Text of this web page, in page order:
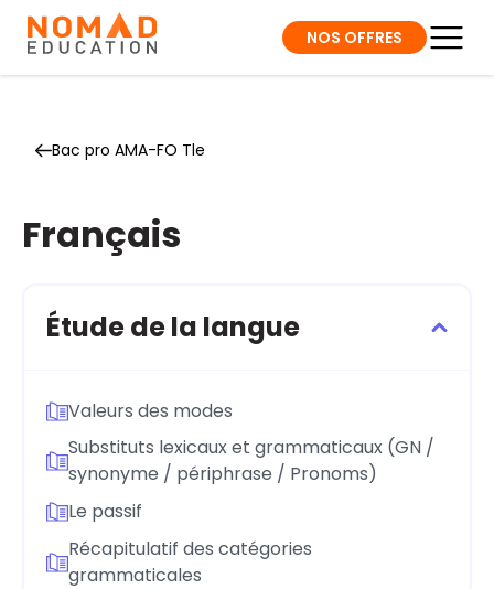
NOS OFFRES
Bac pro AMA-FO Tle
Français
Étude de la langue
Valeurs des modes
Substituts lexicaux et grammaticaux (GN /
synonyme / périphrase / Pronoms)
Le passif
Récapitulatif des catégories
grammaticales